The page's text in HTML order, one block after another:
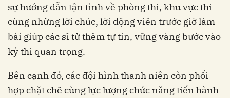
sự hướng dẫn tận tình về phòng thi, khu vực thi
cùng những lời chúc, lời động viên trước giờ làm
bài giúp các sĩ tử thêm tự tin, vững vàng bước vào
kỳ thi quan trọng.
Bên cạnh đó, các đội hình thanh niên còn phối
hợp chặt chẽ cùng lực lượng chức năng tiến hành